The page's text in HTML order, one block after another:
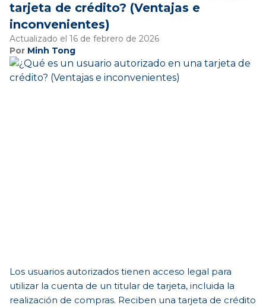
tarjeta de crédito? (Ventajas e
inconvenientes)
Actualizado el 16 de febrero de 2026
Por Minh Tong
Los usuarios autorizados tienen acceso legal para
utilizar la cuenta de un titular de tarjeta, incluida la
realización de compras. Reciben una tarjeta de crédito